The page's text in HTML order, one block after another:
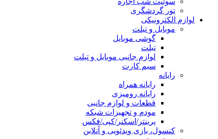
تور گردشگری
لوازم الکترونیکی
موبایل و تبلت
گوشی موبایل
تبلت
لوازم جانبی موبایل و تبلت
سیم کارت
رایانه
رایانه همراه
رایانه رومیزی
قطعات و لوازم جانبی
مودم و تجهیزات شبکه
پرینتر/اسکنر/کپی/فکس
کنسول، بازی‌ ویدئویی و آنلاین